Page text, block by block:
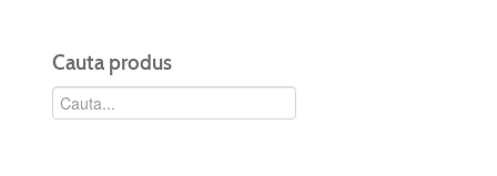
Cauta produs